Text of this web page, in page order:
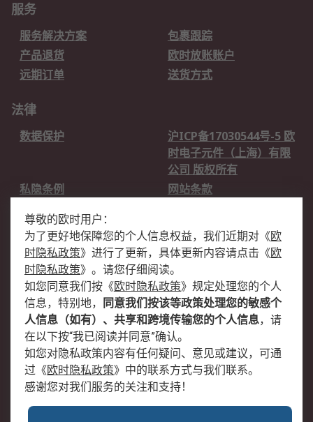
服务
服务解决方案
包裹跟踪
产品退货
欧时放账账户
远期订单
送货方式
法律
数据保护
沪ICP备17030544号-5 欧
时电子元件（上海）有限
公司 版权所有
私隐条例
网站条款
关于欧时
欧时销售条款
账户和付款
企业集团
全球办事处
关于我们
新闻中心
加入我们
尊敬的欧时用户：
为了更好地保障您的个人信息权益，我们近期对 《欧
时隐私政策》 进行了更新，具体更新内容请点击 《欧
时隐私政策》 。请您仔细阅读。
如您同意我们按 《欧时隐私政策》 规定处理您的个人
信息，特别地，
同意我们按该等政策处理您的敏感个
人信息（如有）、共享和跨境传输您的个人信息，请
在以下按“我已阅读并同意”确认。
如您对隐私政策内容有任何疑问、意见或建议，可通
过 《欧时隐私政策》 中的联系方式与我们联系。
感谢您对我们服务的关注和支持！